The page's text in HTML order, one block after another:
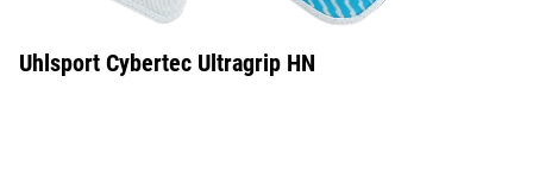
Uhlsport Cybertec Ultragrip HN